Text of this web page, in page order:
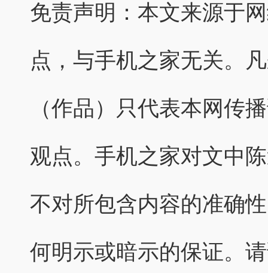
免责声明：本文来源于
点，与手机之家无关。
（作品）只代表本网传
观点。手机之家对文中
不对所包含内容的准确
何明示或暗示的保证。